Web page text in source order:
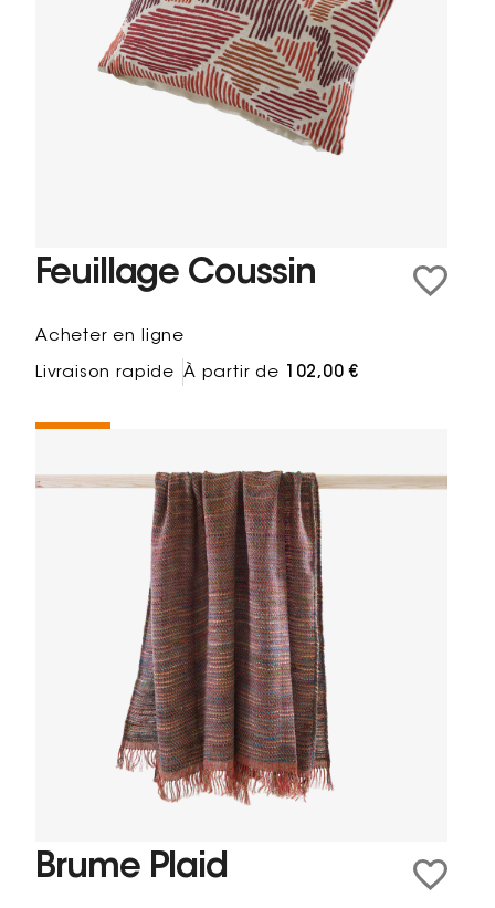
Feuillage Coussin
Acheter en ligne
Livraison rapide À partir de 102,00 €
Brume Plaid